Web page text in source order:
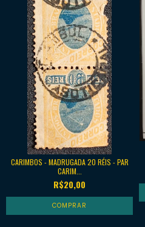
CARIMBOS - MADRUGADA 20 RÉIS - PAR
CARIM...
R$20,00